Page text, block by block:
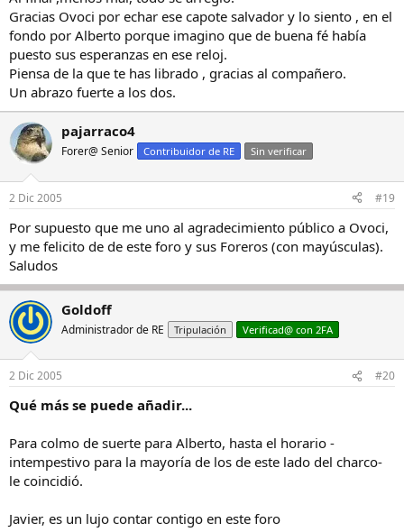
Gracias Ovoci por echar ese capote salvador y lo siento , en el
fondo por Alberto porque imagino que de buena fé había
puesto sus esperanzas en ese reloj.
Piensa de la que te has librado , gracias al compañero.
Un abrazo fuerte a los dos.
pajarraco4
Forer@ Senior Contribuidor de RE Sin verificar
2 Dic 2005 #19
Por supuesto que me uno al agradecimiento público a Ovoci,
y me felicito de de este foro y sus Foreros (con mayúsculas).
Saludos
Goldoff
Administrador de RE Tripulación Verificad@ con 2FA
2 Dic 2005 #20
Qué más se puede añadir...
Para colmo de suerte para Alberto, hasta el horario -
intempestivo para la mayoría de los de este lado del charco-
le coincidió.
Javier, es un lujo contar contigo en este foro